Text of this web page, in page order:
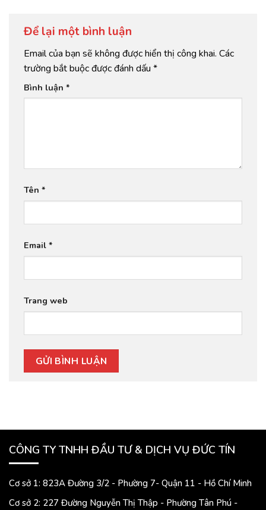
Để lại một bình luận
Email của bạn sẽ không được hiển thị công khai. Các
trường bắt buộc được đánh dấu *
Bình luận *
Tên *
Email *
Trang web
CÔNG TY TNHH ĐẦU TƯ & DỊCH VỤ ĐỨC TÍN
Cơ sở 1: 823A Đường 3/2 - Phường 7- Quận 11 - Hồ Chí Minh
Cơ sở 2: 227 Đường Nguyễn Thị Thập - Phường Tân Phú -